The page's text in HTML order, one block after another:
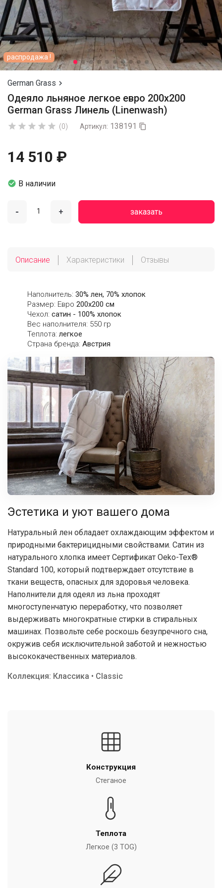
распродажа !
German Grass 
Одеяло льняное легкое евро 200х200
German Grass Линель (Linenwash)
     (0) Артикул: 138191 
14 510 ₽
 В наличии
- + заказать
Описание Характеристики Отзывы
Наполнитель: 30% лен, 70% хлопок
Размер: Евро 200х200 см
Чехол: сатин - 100% хлопок
Вес наполнителя: 550 гр
Теплота: легкое
Страна бренда: Австрия
Эстетика и уют вашего дома
Натуральный лен обладает охлаждающим эффектом и
природными бактерицидными свойствами. Сатин из
натурального хлопка имеет Сертификат Oeko-Tex®
Standard 100, который подтверждает отсутствие в
ткани веществ, опасных для здоровья человека.
Наполнители для одеял из льна проходят
многоступенчатую переработку, что позволяет
выдерживать многократные стирки в стиральных
машинах. Позвольте себе роскошь безупречного сна,
окружив себя исключительной заботой и нежностью
высококачественных материалов.
Коллекция: Классика • Classic
Конструкция
Стеганое
Теплота
Легкое (3 TOG)